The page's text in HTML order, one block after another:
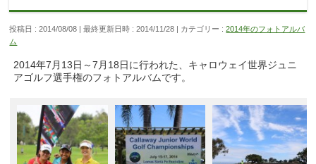
投稿日 : 2014/08/08 最終更新日時 : 2014/11/28 カテゴリー :2014年のフォトアルバ
ム
2014年7月13日～7月18日に行われた、キャロウェイ世界ジュニ
アゴルフ選手権のフォトアルバムです。